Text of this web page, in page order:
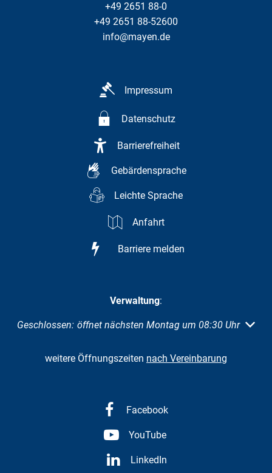
+49 2651 88-0
+49 2651 88-52600
info@mayen.de
Impressum
Datenschutz
Barrierefreiheit
Gebärdensprache
Leichte Sprache
Anfahrt
Barriere melden
Verwaltung:
Klicken, um weitere Öffnungs- oder Schließzeiten
Geschlossen: öffnet nächsten Montag um 08:30 Uhr
weitere Öffnungszeiten nach Vereinbarung
Facebook
YouTube
LinkedIn